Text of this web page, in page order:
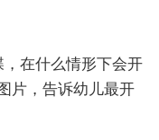
在什么情形下会开
片，告诉幼儿最开